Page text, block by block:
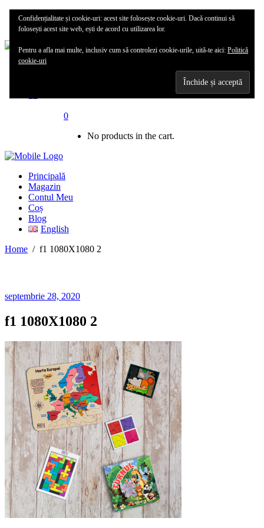
Principală
Magazin
Contul meu
0
No products in the cart.
Principală
Magazin
Contul Meu
Coș
Blog
English
Home / f1 1080X1080 2
septembrie 28, 2020
f1 1080X1080 2
Confidențialitate și cookie-uri: acest site folosește cookie-uri. Dacă continui să
folosești acest site web, ești de acord cu utilizarea lor.
Pentru a afla mai multe, inclusiv cum să controlezi cookie-urile, uită-te aici: Politică
cookie-uri